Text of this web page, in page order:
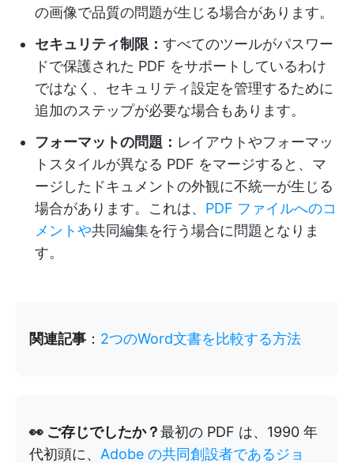
の画像で品質の問題が生じる場合があります。
セキュリティ制限： すべてのツールがパスワー
ドで保護された PDF をサポートしているわけ
ではなく、セキュリティ設定を管理するために
追加のステップが必要な場合もあります。
フォーマットの問題： レイアウトやフォーマッ
トスタイルが異なる PDF をマージすると、マ
ージしたドキュメントの外観に不統一が生じる
場合があります。これは、 PDF ファイルへのコ
メントや共同編集を行う場合に問題となりま
す。
関連記事 ： 2つのWord文書を比較する方法
👀 ご存じでしたか？最初の PDF は、1990 年
代初頭に、 Adobe の共同創設者であるジョ